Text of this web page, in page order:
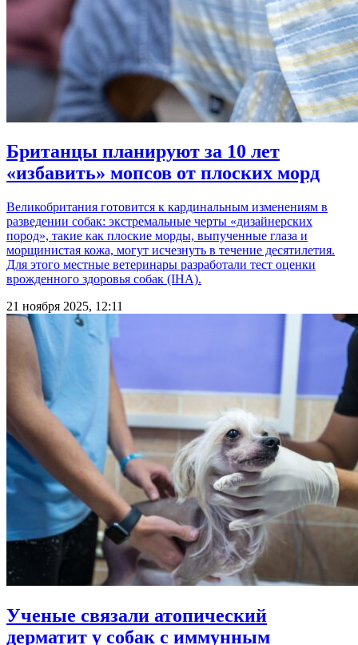
Британцы планируют за 10 лет
«избавить» мопсов от плоских морд
Великобритания готовится к кардинальным изменениям в
разведении собак: экстремальные черты «дизайнерских
пород», такие как плоские морды, выпученные глаза и
морщинистая кожа, могут исчезнуть в течение десятилетия.
Для этого местные ветеринары разработали тест оценки
врожденного здоровья собак (IHA).
21 ноября 2025, 12:11
Ученые связали атопический
дерматит у собак с иммунным